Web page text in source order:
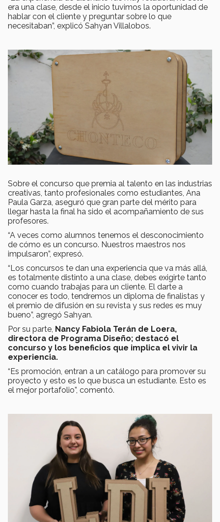
era una clase, desde el inicio tuvimos la oportunidad de
hablar con el cliente y preguntar sobre lo que
necesitaban”, explicó Sahyan Villalobos.
Sobre el concurso que premia al talento en las industrias
creativas, tanto profesionales como estudiantes, Ana
Paula Garza, aseguró que gran parte del mérito para
llegar hasta la final ha sido el acompañamiento de sus
profesores.
“A veces como alumnos tenemos el desconocimiento
de cómo es un concurso. Nuestros maestros nos
impulsaron”, expresó.
“Los concursos te dan una experiencia que va más allá,
es totalmente distinto a una clase, debes exigirte tanto
como cuando trabajas para un cliente. El darte a
conocer es todo, tendremos un diploma de finalistas y
el premio de difusión en su revista y sus redes es muy
bueno”, agregó Sahyan.
Por su parte, Nancy Fabiola Terán de Loera,
directora de Programa Diseño; destacó el
concurso y los beneficios que implica el vivir la
experiencia.
“Es promoción, entran a un catálogo para promover su
proyecto y esto es lo que busca un estudiante. Esto es
el mejor portafolio”, comentó.